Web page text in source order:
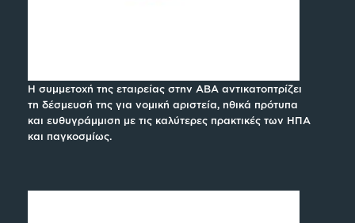
Η συμμετοχή της εταιρείας στην ABA αντικατοπτρίζει
τη δέσμευσή της για νομική αριστεία, ηθικά πρότυπα
και ευθυγράμμιση με τις καλύτερες πρακτικές των ΗΠΑ
και παγκοσμίως.